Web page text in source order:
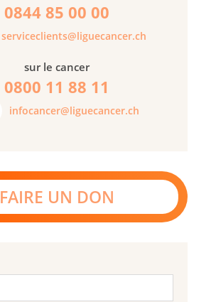
0844 85 00 00
serviceclients@liguecancer.ch
sur le cancer
0800 11 88 11
infocancer@liguecancer.ch
FAIRE UN DON